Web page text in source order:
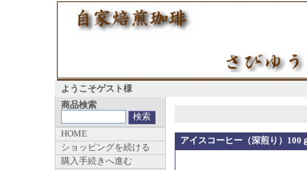
ようこそゲスト様
アイスコーヒー（深煎り）100
商品検索
HOME
ショッピングを続ける
購入手続きへ進む